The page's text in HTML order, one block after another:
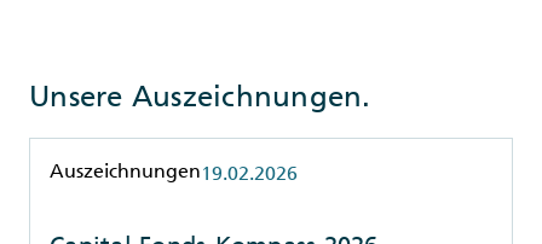
Unsere Auszeichnungen.
Rubrik
Auszeichnungen19.02.2026